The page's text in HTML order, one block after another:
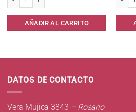
AÑADIR AL CARRITO
DATOS DE CONTACTO
Vera Mujica 3843 – Rosario